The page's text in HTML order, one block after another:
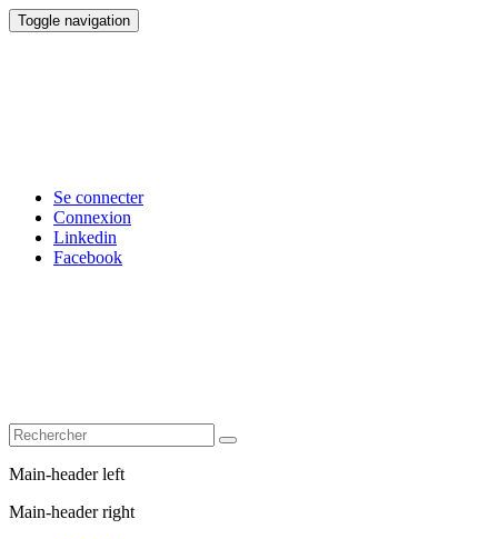
Toggle navigation
Se connecter
Connexion
Linkedin
Facebook
Main-header left
Main-header right